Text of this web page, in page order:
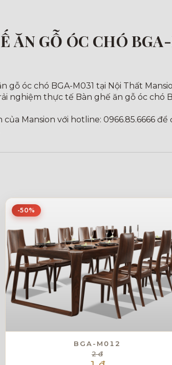
ĂN GỖ ÓC CHÓ
óc chó BGA-M031 tại Nội Thất
nghiệm thực tế Bàn ghế ăn gỗ óc chó
Mansion với hotline: 0966.85.6666
-50%
BGA-M012
2 đ